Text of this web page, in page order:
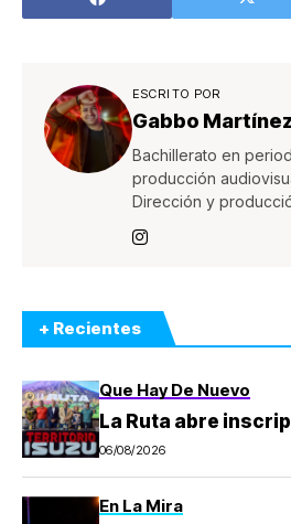
personas
ESCRITO POR
Gabbo Martínez
Bachillerato en
producción
Dirección y
+ Recientes
Que Hay De Nuevo
La Ruta abre
06/08/2026
En La Mira